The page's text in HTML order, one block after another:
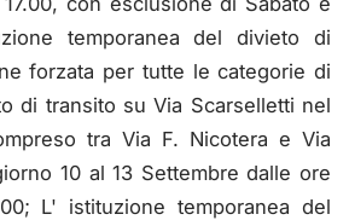
temporanea del divieto di
forzata per tutte le categorie di
di transito su Via Scarselletti nel
tra Via F. Nicotera e Via
10 al 13 Settembre dalle ore
L' istituzione temporanea del